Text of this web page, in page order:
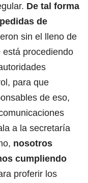
De tal forma
de
sin el lleno de
procediendo
para que
de eso,
a la secretaría
nosotros
cumpliendo
proferir los